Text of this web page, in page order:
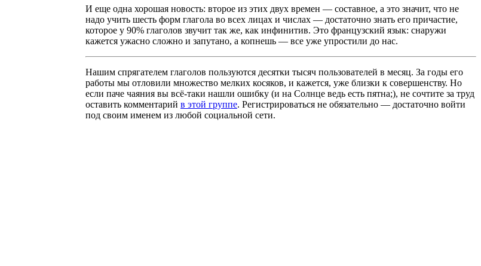
И еще одна хорошая новость: второе из этих двух времен — составное, а это значит, что не
надо учить шесть форм глагола во всех лицах и числах — достаточно знать его причастие,
которое у 90% глаголов звучит так же, как инфинитив. Это французский язык: снаружи
кажется ужасно сложно и запутано, а копнешь — все уже упростили до нас.
Нашим спрягателем глаголов пользуются десятки тысяч пользователей в месяц. За годы его
работы мы отловили множество мелких косяков, и кажется, уже близки к совершенству. Но
если паче чаяния вы всё-таки нашли ошибку (и на Солнце ведь есть пятна;), не сочтите за труд
оставить комментарий в этой группе. Регистрироваться не обязательно — достаточно войти
под своим именем из любой социальной сети.